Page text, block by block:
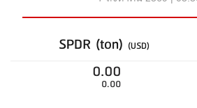
SPDR (ton) (USD)
0.00
0.00